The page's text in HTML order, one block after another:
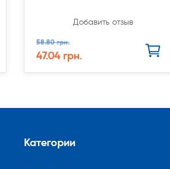
Добавить отзыв
58.80 грн.
47.04 грн.
Категории